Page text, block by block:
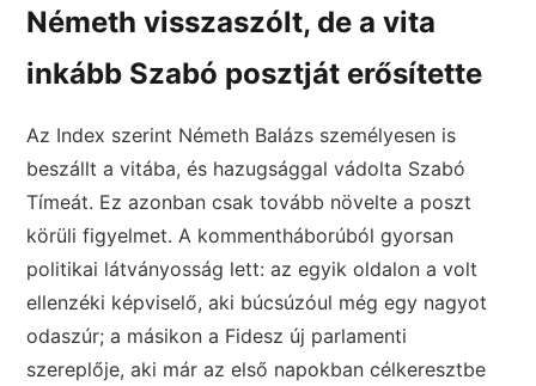
Németh visszaszólt, de a vita
inkább Szabó posztját erősítette
Az Index szerint Németh Balázs személyesen is
beszállt a vitába, és hazugsággal vádolta Szabó
Tímeát. Ez azonban csak tovább növelte a poszt
körüli figyelmet. A kommentháborúból gyorsan
politikai látványosság lett: az egyik oldalon a volt
ellenzéki képviselő, aki búcsúzóul még egy nagyot
odaszúr; a másikon a Fidesz új parlamenti
szereplője, aki már az első napokban célkeresztbe